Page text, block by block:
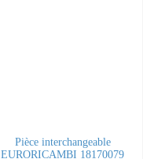
Pièce interchangeable
EURORICAMBI 18170079